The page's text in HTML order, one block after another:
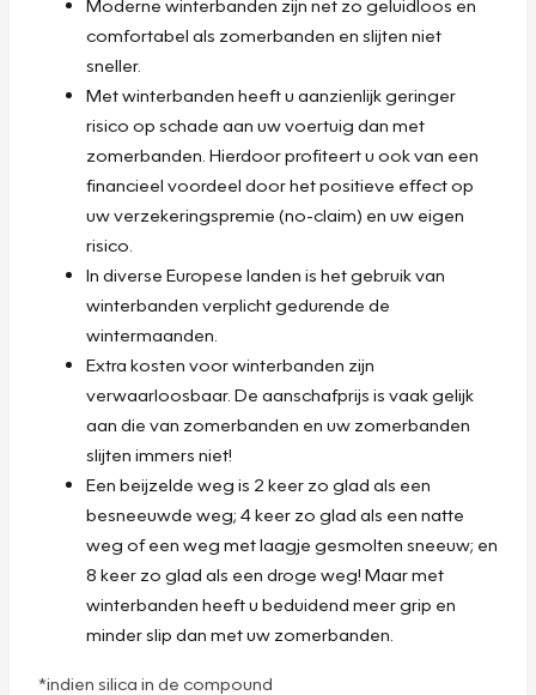
Moderne winterbanden zijn net zo geluidloos en
comfortabel als zomerbanden en slijten niet
sneller.
Met winterbanden heeft u aanzienlijk geringer
risico op schade aan uw voertuig dan met
zomerbanden. Hierdoor profiteert u ook van een
financieel voordeel door het positieve effect op
uw verzekeringspremie (no-claim) en uw eigen
risico.
In diverse Europese landen is het gebruik van
winterbanden verplicht gedurende de
wintermaanden.
Extra kosten voor winterbanden zijn
verwaarloosbaar. De aanschafprijs is vaak gelijk
aan die van zomerbanden en uw zomerbanden
slijten immers niet!
Een beijzelde weg is 2 keer zo glad als een
besneeuwde weg; 4 keer zo glad als een natte
weg of een weg met laagje gesmolten sneeuw; en
8 keer zo glad als een droge weg! Maar met
winterbanden heeft u beduidend meer grip en
minder slip dan met uw zomerbanden.
*indien silica in de compound